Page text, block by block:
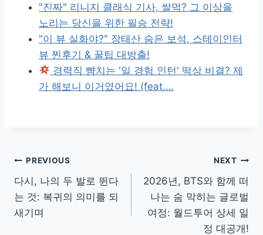
"진짜" 리니지 클래식 기사, 쌀먹? 그 이상을
노리는 당신을 위한 필승 전략!
"이 뷰 실화야?" 장태산 숨은 보석, 스테이인터
뷰 찐후기 & 꿀팁 대방출!
경력직 뺨치는 '일 경험 인턴' 떡상 비결? 제
가 해보니 이거였어요! (feat.…
글
내
비
PREVIOUS
다시, 나의 두 발로 뛴다
는 것: 복귀의 의미를 되
새기며
NEXT
2026년, BTS와 함께 떠
나는 숨 막히는 글로벌
여정: 월드투어 상세 일
정 대공개!